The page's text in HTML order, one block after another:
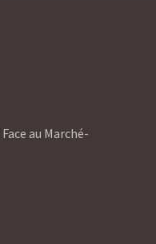
au Marché-